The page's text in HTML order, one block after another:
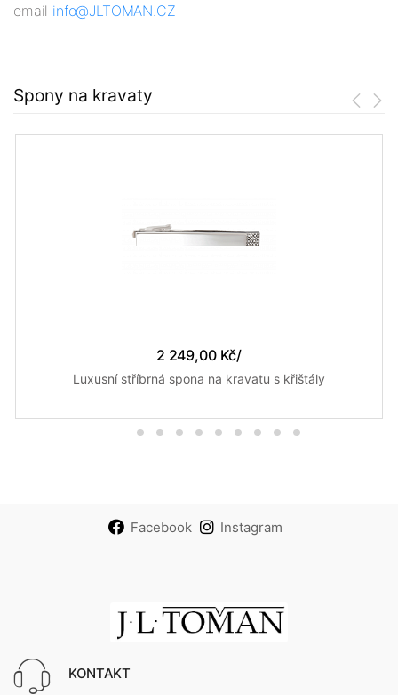
email info@JLTOMAN.CZ
Spony na kravaty
2 249,00 Kč/
Luxusní stříbrná spona na kravatu s křištály
Facebook Instagram
KONTAKT